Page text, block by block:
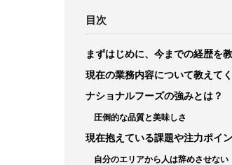
目次
まずはじめに、今までの経歴を
現在の業務内容について教えてく
ナショナルフーズの強みとは？
圧倒的な品質と美味しさ
現在抱えている課題や注力ポイ
自分のエリアから人は辞めさせない